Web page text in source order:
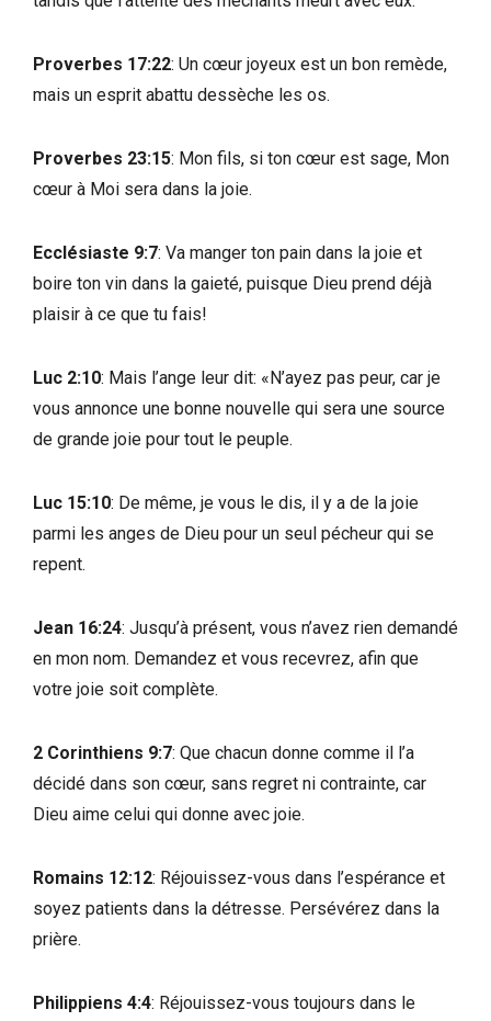
Proverbes 17:22: Un cœur joyeux est un bon remède,
mais un esprit abattu dessèche les os.
Proverbes 23:15: Mon fils, si ton cœur est sage, Mon
cœur à Moi sera dans la joie.
Ecclésiaste 9:7: Va manger ton pain dans la joie et
boire ton vin dans la gaieté, puisque Dieu prend déjà
plaisir à ce que tu fais!
Luc 2:10: Mais l’ange leur dit: «N’ayez pas peur, car je
vous annonce une bonne nouvelle qui sera une source
de grande joie pour tout le peuple.
Luc 15:10: De même, je vous le dis, il y a de la joie
parmi les anges de Dieu pour un seul pécheur qui se
repent.
Jean 16:24: Jusqu’à présent, vous n’avez rien demandé
en mon nom. Demandez et vous recevrez, afin que
votre joie soit complète.
2 Corinthiens 9:7: Que chacun donne comme il l’a
décidé dans son cœur, sans regret ni contrainte, car
Dieu aime celui qui donne avec joie.
Romains 12:12: Réjouissez-vous dans l’espérance et
soyez patients dans la détresse. Persévérez dans la
prière.
Philippiens 4:4: Réjouissez-vous toujours dans le